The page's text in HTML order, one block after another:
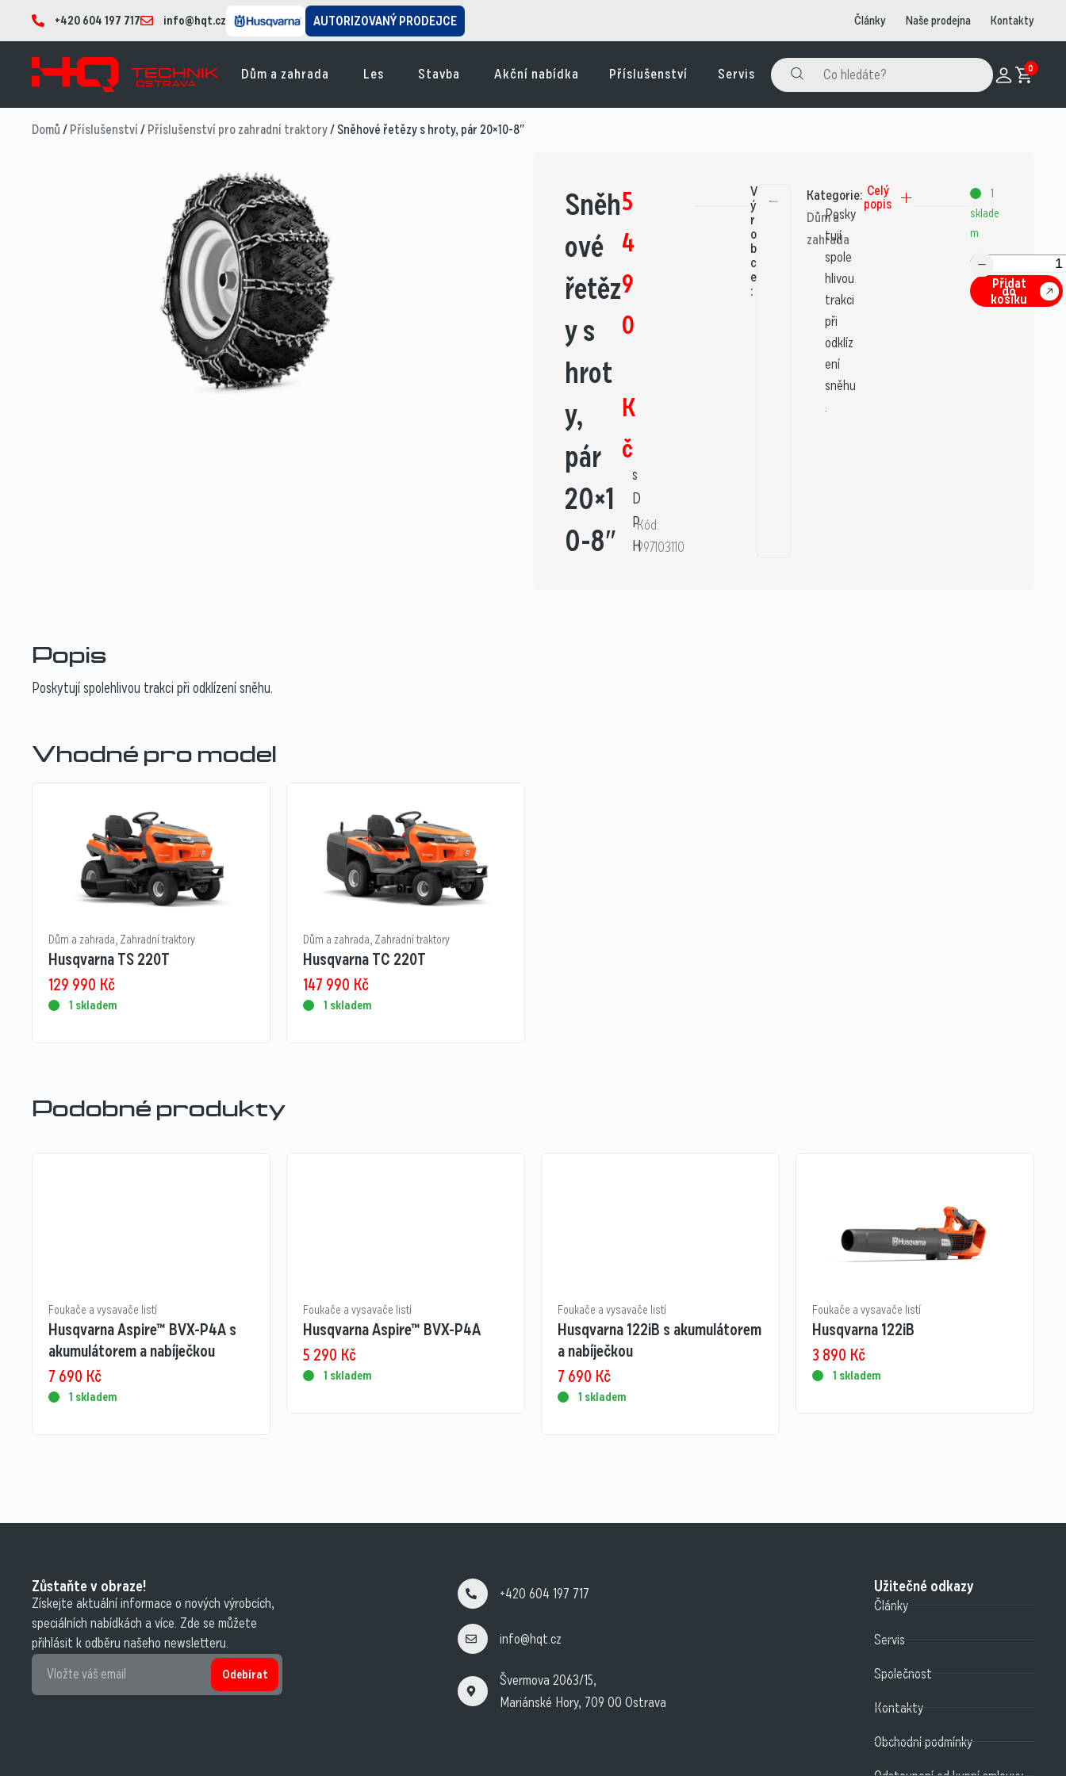
+420 604 197 717 info@hqt.cz AUTORIZOVANÝ PRODEJCE Články Naše prodejna Kontakty
Dům a zahrada Les Stavba Akční nabídka Příslušenství Servis 0
Domů/Příslušenství/Příslušenství pro zahradní traktory/ Sněhové řetězy s hroty, pár 20×10-8″
Sněh
ové
řetěz
y s
hrot
y,
pár
20×1
0-8″
5
4
9
0
K
č
s
D
P
H
Kód:
997103110
V
ý
r
o
b
c
e
:
Kategorie:
Dům a
zahrada
Posky
tují
spole
hlivou
trakci
při
odklíz
ení
sněhu
.
Celý
popis
1
sklade
m
Přidat
do
košíku
Popis
Poskytují spolehlivou trakci při odklízení sněhu.
Vhodné pro model
Dům a zahrada, Zahradní traktory
Husqvarna TS 220T
129 990 Kč
1 skladem
Dům a zahrada, Zahradní traktory
Husqvarna TC 220T
147 990 Kč
1 skladem
Podobné produkty
Foukače a vysavače listí
Husqvarna Aspire™ BVX-P4A s
akumulátorem a nabíječkou
7 690 Kč
1 skladem
Foukače a vysavače listí
Husqvarna Aspire™ BVX-P4A
5 290 Kč
1 skladem
Foukače a vysavače listí
Husqvarna 122iB s akumulátorem
a nabíječkou
7 690 Kč
1 skladem
Foukače a vysavače listí
Husqvarna 122iB
3 890 Kč
1 skladem
Zůstaňte v obraze!
Získejte aktuální informace o nových výrobcích,
speciálních nabídkách a více. Zde se můžete
přihlásit k odběru našeho newsletteru.
Odebírat
+420 604 197 717
info@hqt.cz
Švermova 2063/15,
Mariánské Hory, 709 00 Ostrava
Užitečné odkazy
Články
Servis
Společnost
Kontakty
Obchodní podmínky